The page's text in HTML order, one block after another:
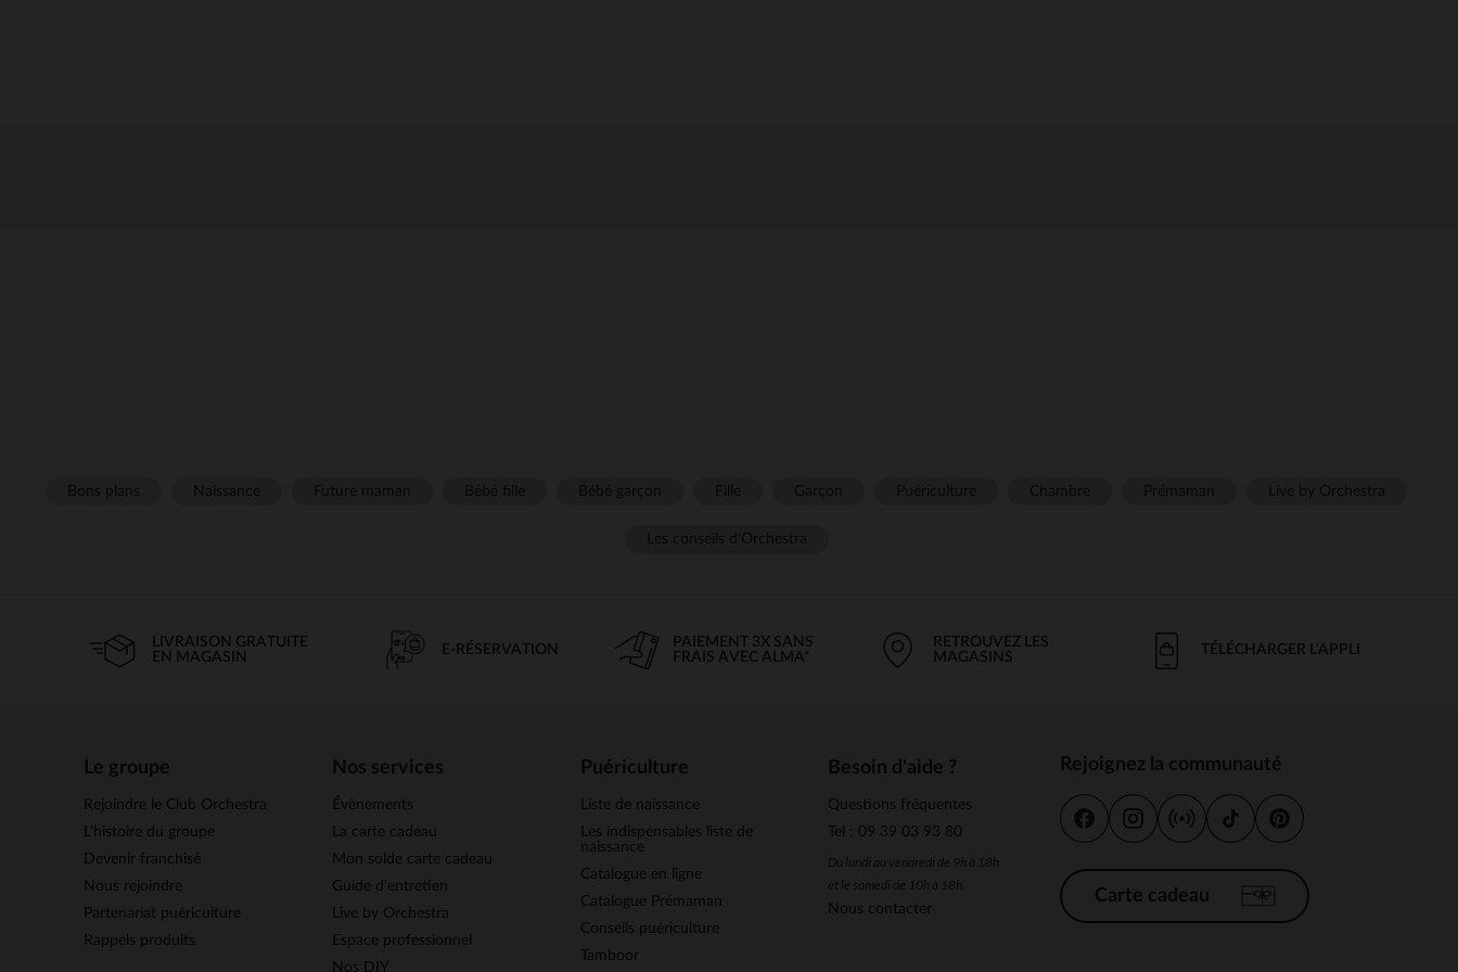
LIVRAISON GRATUITE
EN MAGASIN
E-RÉSERVATION
PAIEMENT 3X SANS
FRAIS AVEC ALMA*
RETROUVEZ LES
MAGASINS
TÉLÉCHARGER L'APPLI
Le groupe
Rejoindre le Club Orchestra
L’histoire du groupe
Devenir franchisé
Nous rejoindre
Partenariat puériculture
Rappels produits
Nos services
Évènements
La carte cadeau
Mon solde carte cadeau
Guide d'entretien
Live by Orchestra
Espace professionnel
Nos DIY
Puériculture
Liste de naissance
Les indispensables liste de
naissance
Catalogue en ligne
Catalogue Prémaman
Conseils puériculture
Tamboor
Besoin d'aide ?
Questions fréquentes
Tel : 09 39 03 93 80
Du lundi au vendredi de 9h à 18h
et le samedi de 10h à 18h
Nous contacter
Rejoignez la communauté
Carte cadeau